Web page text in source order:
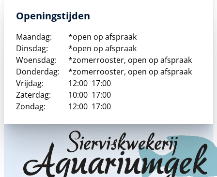
Openingstijden
Maandag:
*open op afspraak
Dinsdag:
*open op afspraak
Woensdag:
*zomerrooster, open op afspraak
Donderdag:
*zomerrooster, open op afspraak
Vrijdag:
12:00 17:00
Zaterdag:
10:00 17:00
Zondag:
12:00 17:00